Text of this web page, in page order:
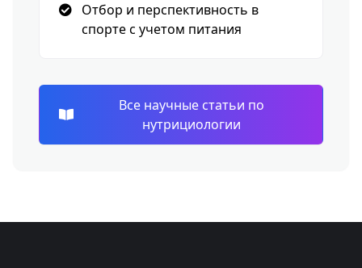
Отбор и перспективность в
спорте с учетом питания
Все научные статьи по
нутрициологии